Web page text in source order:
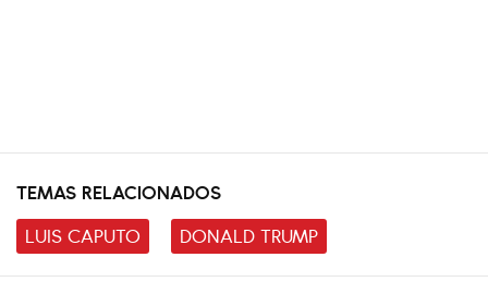
TEMAS RELACIONADOS
LUIS CAPUTO
DONALD TRUMP